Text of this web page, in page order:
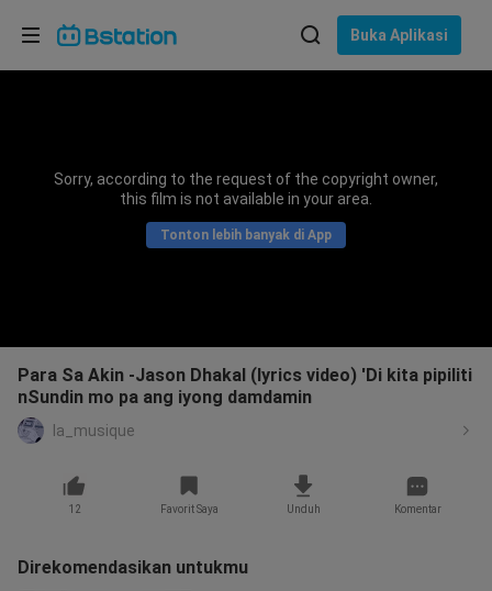
Buka Aplikasi
Sorry, according to the request of the copyright owner,
this film is not available in your area.
Tonton lebih banyak di App
Para Sa Akin -Jason Dhakal (lyrics video) 'Di kita pipiliti
nSundin mo pa ang iyong damdamin
la_musique
12 Favorit Saya Unduh Komentar
Direkomendasikan untukmu
Pilih bahasa
Bahasa Indonesia